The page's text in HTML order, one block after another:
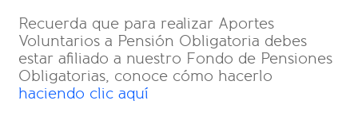
Recuerda que para realizar Aportes
Voluntarios a Pensión Obligatoria debes
estar afiliado a nuestro Fondo de Pensiones
Obligatorias, conoce cómo hacerlo
haciendo clic aquí